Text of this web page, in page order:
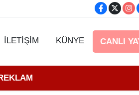
İLETİŞİM KÜNYE CANLI